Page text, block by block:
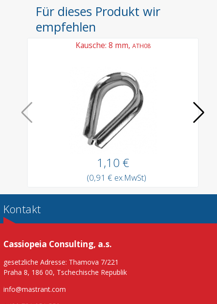
Für dieses Produkt wir
empfehlen
Kausche: 8 mm, ATH08
1,10 €
(0,91 € ex.MwSt)
Kontakt
Cassiopeia Consulting, a.s.
gesetzliche Adresse: Thamova 7/221
Praha 8, 186 00, Tschechische Republik
info@mastrant.com